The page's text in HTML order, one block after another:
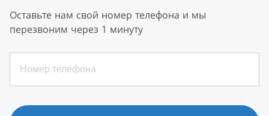
Оставьте нам свой номер телефона и мы
перезвоним через 1 минуту